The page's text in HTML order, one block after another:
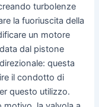
turbolenze
la fuoriuscita della
un motore
dal pistone
questa
il condotto di
questo utilizzo.